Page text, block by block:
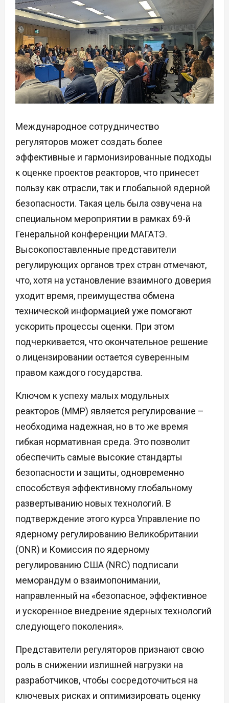
Международное сотрудничество
регуляторов может создать более
эффективные и гармонизированные подходы
к оценке проектов реакторов, что принесет
пользу как отрасли, так и глобальной ядерной
безопасности. Такая цель была озвучена на
специальном мероприятии в рамках 69-й
Генеральной конференции МАГАТЭ.
Высокопоставленные представители
регулирующих органов трех стран отмечают,
что, хотя на установление взаимного доверия
уходит время, преимущества обмена
технической информацией уже помогают
ускорить процессы оценки. При этом
подчеркивается, что окончательное решение
о лицензировании остается суверенным
правом каждого государства.
Ключом к успеху малых модульных
реакторов (ММР) является регулирование –
необходима надежная, но в то же время
гибкая нормативная среда. Это позволит
обеспечить самые высокие стандарты
безопасности и защиты, одновременно
способствуя эффективному глобальному
развертыванию новых технологий. В
подтверждение этого курса Управление по
ядерному регулированию Великобритании
(ONR) и Комиссия по ядерному
регулированию США (NRC) подписали
меморандум о взаимопонимании,
направленный на «безопасное, эффективное
и ускоренное внедрение ядерных технологий
следующего поколения».
Представители регуляторов признают свою
роль в снижении излишней нагрузки на
разработчиков, чтобы сосредоточиться на
ключевых рисках и оптимизировать оценку